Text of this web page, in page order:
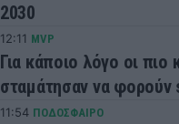
2030
12:11 MVP
Για κάποιο λόγο οι πιο
σταμάτησαν να φορούν
11:54 ΠΟΔΟΣΦΑΙΡΟ